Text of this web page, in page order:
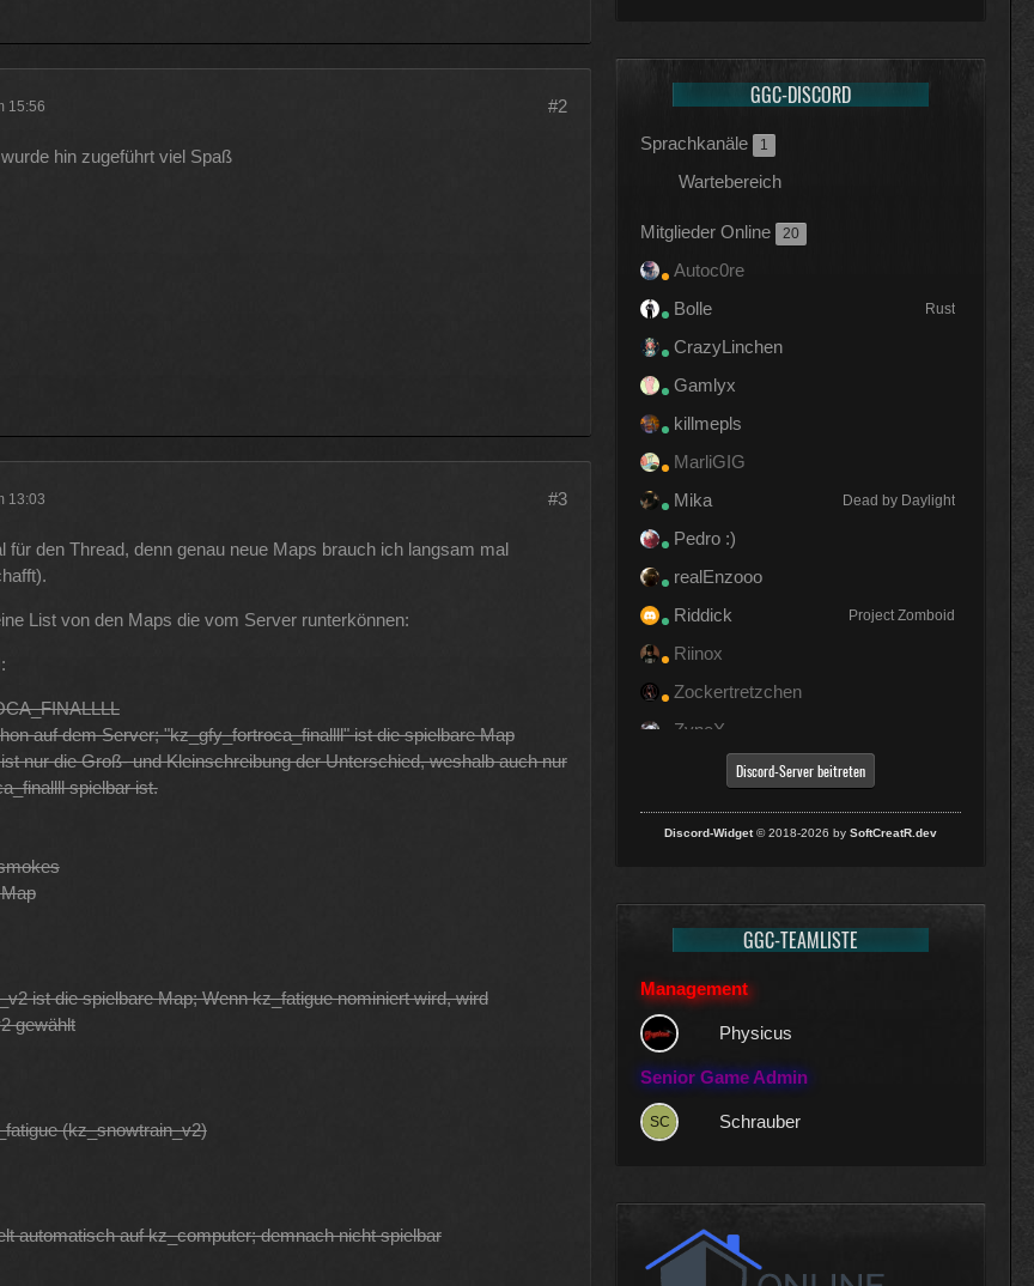
15:56 #2
hin zugeführt viel Spaß
13:03 #3
für den Thread, denn genau neue Maps brauch ich langsam mal
List von den Maps die vom Server runterkönnen:
auf dem Server; "kz_gfy_fortroca_finallll" ist die spielbare Map
nur die Groß- und Kleinschreibung der Unterschied, weshalb auch nur
spielbar ist.
ist die spielbare Map; Wenn kz_fatigue nominiert wird, wird
gewählt
(kz_snowtrain_v2)
automatisch auf kz_computer; demnach nicht spielbar
GGC-DISCORD
Sprachkanäle 1
Wartebereich
Mitglieder Online 20
Autoc0re
Bolle
Rust
CrazyLinchen
Gamlyx
killmepls
MarliGIG
Mika
Dead by Daylight
Pedro :)
realEnzooo
Riddick
Project Zomboid
Riinox
Zockertretzchen
ZyneX
Discord-Server beitreten
Discord-Widget© 2018-2026 by SoftCreatR.dev
GGC-TEAMLISTE
Management
Physicus
Senior Game Admin
Schrauber